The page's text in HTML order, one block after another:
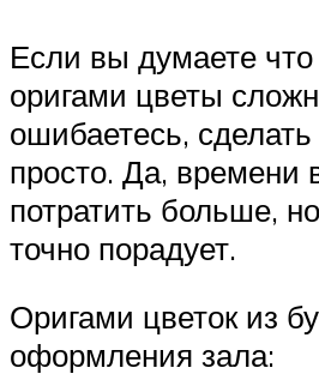
Если вы думаете что
оригами цветы
ошибаетесь,
просто. Да, времени
потратить больше,
точно порадует.
Оригами цветок из
оформления зала: